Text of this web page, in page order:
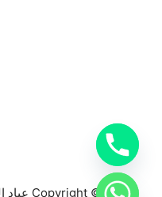
شحن دولي بجدة